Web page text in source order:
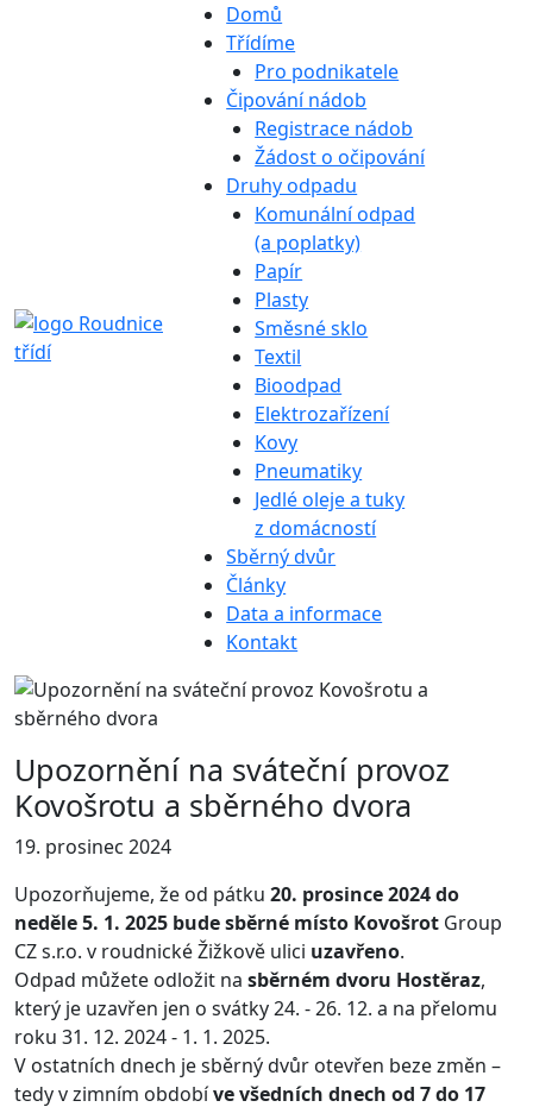
Domů
Třídíme
Pro podnikatele
Čipování nádob
Registrace nádob
Žádost o očipování
Druhy odpadu
Komunální odpad
(a poplatky)
Papír
Plasty
Směsné sklo
Textil
Bioodpad
Elektrozařízení
Kovy
Pneumatiky
Jedlé oleje a tuky
z domácností
Sběrný dvůr
Články
Data a informace
Kontakt
Upozornění na sváteční provoz
Kovošrotu a sběrného dvora
19. prosinec 2024
Upozorňujeme, že od pátku 20. prosince 2024 do
neděle 5. 1. 2025 bude sběrné místo Kovošrot Group
CZ s.r.o. v roudnické Žižkově ulici uzavřeno.
Odpad můžete odložit na sběrném dvoru Hostěraz,
který je uzavřen jen o svátky 24. - 26. 12. a na přelomu
roku 31. 12. 2024 - 1. 1. 2025.
V ostatních dnech je sběrný dvůr otevřen beze změn –
tedy v zimním obdobíve všedních dnech od 7 do 17